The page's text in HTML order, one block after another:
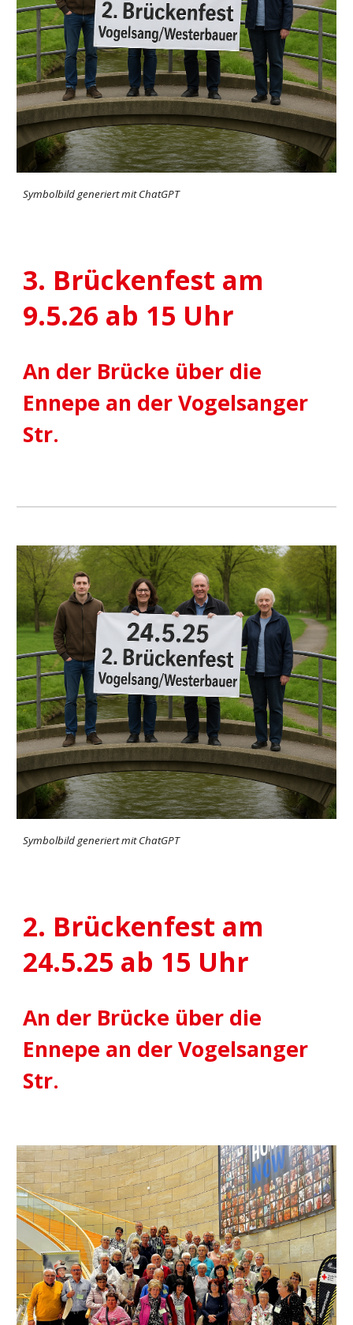
Symbolbild generiert mit ChatGPT
3. Brückenfest am
9.5.26 ab 15 Uhr
An der Brücke über die
Ennepe an der Vogelsanger
Str.
Symbolbild generiert mit ChatGPT
2. Brückenfest am
24.5.25 ab 15 Uhr
An der Brücke über die
Ennepe an der Vogelsanger
Str.